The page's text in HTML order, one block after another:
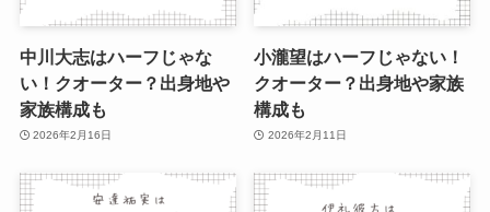
中川大志はハーフじゃな
い！クオーター？出身地や
家族構成も
2026年2月16日
小瀧望はハーフじゃない！
クオーター？出身地や家族
構成も
2026年2月11日